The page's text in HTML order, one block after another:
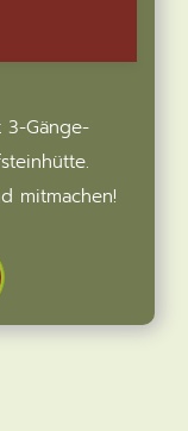
3-Gänge-
mitmachen!